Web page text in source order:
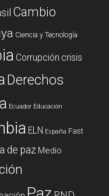
Cambio
Ciencia y Tecnología
Corrupción crisis
Derechos
Ecuador Educación
ELN España Fast
de paz Medio